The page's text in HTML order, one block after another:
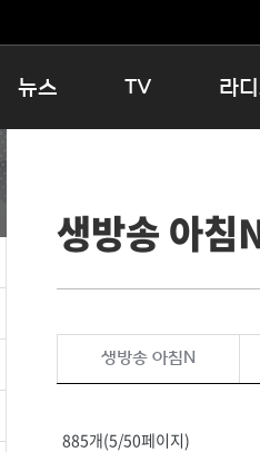
뉴스
보은
옥천
TV
인생내컷
테마기행 길
시청자 FLEX
특집프로그램
라
16:00
우리 고
생방송 아침
생방송 아침N
885개(5/50페이지)